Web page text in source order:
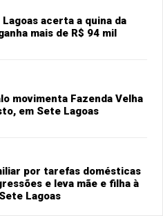
acerta a quina da
mais de R$ 94 mil
movimenta Fazenda Velha
em Sete Lagoas
por tarefas domésticas
e leva mãe e filha à
Lagoas